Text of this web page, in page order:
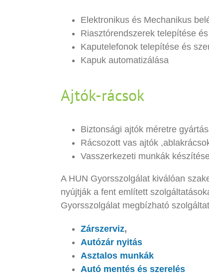
Elektronikus és Mechanikus
Riasztórendszerek telepítése
Kaputelefonok telepítése és
Kapuk automatizálása
Ajtók-rácsok
Biztonsági ajtók méretre
Rácsozott vas ajtók
Vasszerkezeti munkák
A HUN Gyorsszolgálat kiválóan
nyújtják a fent említett
Gyorsszolgálat megbízható
Zárszerviz,
Autózár nyitás
Asztalos munkák
Autó mentés és szerelés